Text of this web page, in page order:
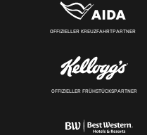
OFFIZIELLER KREUZFAHRTPARTNER
OFFIZIELLER FRÜHSTÜCKSPARTNER